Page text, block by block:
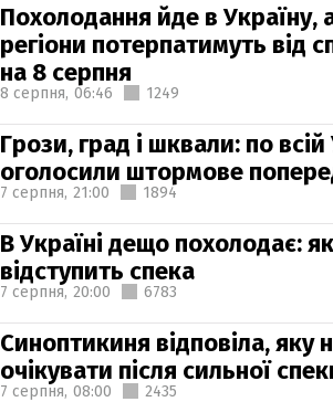
Похолодання йде в Україну,
регіони потерпатимуть від
на 8 серпня
8 серпня, 06:46 1249
Грози, град і шквали: по всій
оголосили штормове
7 серпня, 21:00 1894
В Україні дещо похолодає:
відступить спека
7 серпня, 20:00 6783
Синоптикиня відповіла, яку
очікувати після сильної
7 серпня, 08:00 2435